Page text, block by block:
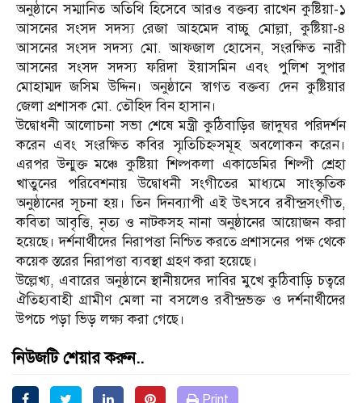
​অনুষ্ঠানে সম্মানিত অতিথি হিসেবে আরও বক্তব্য রাখেন কুষ্টিয়া-১
আসনের সংসদ সদস্য রেজা আহমেদ বাচ্চু মোল্লা, কুষ্টিয়া-৪
আসনের সংসদ সদস্য মো. আফজাল হোসেন, সংরক্ষিত নারী
আসনের সংসদ সদস্য ফরিদা ইয়াসমিন এবং পুলিশ সুপার
মোহাম্মদ জসিম উদ্দিন। অনুষ্ঠানে স্বাগত বক্তব্য দেন কুষ্টিয়ার
জেলা প্রশাসক মো. তৌহিদ বিন হাসান।
​উদ্বোধনী আলোচনা সভা শেষে মন্ত্রী কুঠিবাড়ির জাদুঘর পরিদর্শন
করেন এবং সংরক্ষিত কবির স্মৃতিচিহ্নসমূহ অবলোকন করেন।
এরপর উন্মুক্ত মঞ্চে কুষ্টিয়া শিল্পকলা একাডেমির শিল্পী শ্রেহা
খাতুনের পরিবেশনায় উদ্বোধনী সংগীতের মাধ্যমে সাংস্কৃতিক
অনুষ্ঠানের সূচনা হয়। তিন দিনব্যাপী এই উৎসবে রবীন্দ্রসংগীত,
কবিতা আবৃত্তি, নৃত্য ও নাটকসহ নানা অনুষ্ঠানের আয়োজন করা
হয়েছে। দর্শনার্থীদের নিরাপত্তা নিশ্চিত করতে প্রশাসনের পক্ষ থেকে
কয়েক স্তরের নিরাপত্তা ব্যবস্থা গ্রহণ করা হয়েছে।
​উল্লেখ্য, এবারের অনুষ্ঠানে স্থানীয়দের দাবির মুখে কুঠিবাড়ি চত্বরে
ঐতিহ্যবাহী গ্রামীণ মেলা না বসলেও রবীন্দ্রভক্ত ও দর্শনার্থীদের
উপচে পড়া ভিড় লক্ষ্য করা গেছে।
নিউজটি শেয়ার করুন..